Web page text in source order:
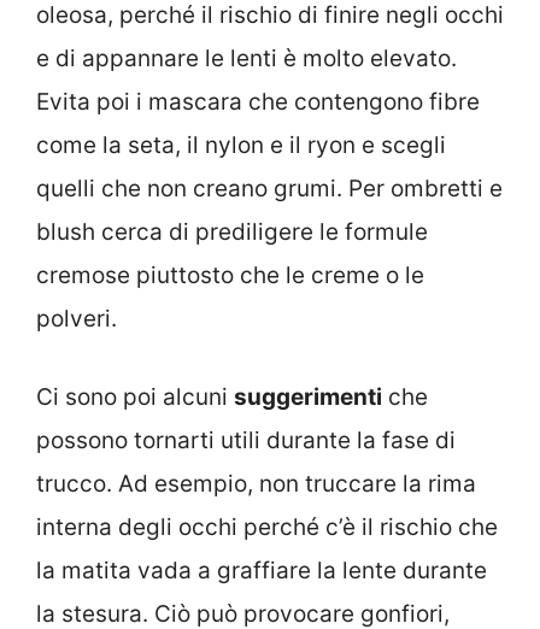
oleosa, perché il rischio di finire negli occhi
e di appannare le lenti è molto elevato.
Evita poi i mascara che contengono fibre
come la seta, il nylon e il ryon e scegli
quelli che non creano grumi. Per ombretti e
blush cerca di prediligere le formule
cremose piuttosto che le creme o le
polveri.
Ci sono poi alcuni suggerimenti che
possono tornarti utili durante la fase di
trucco. Ad esempio, non truccare la rima
interna degli occhi perché c’è il rischio che
la matita vada a graffiare la lente durante
la stesura. Ciò può provocare gonfiori,